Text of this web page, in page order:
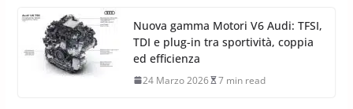
Nuova gamma Motori V6 Audi: TFSI,
TDI e plug-in tra sportività, coppia
ed efficienza
24 Marzo 2026 7 min read